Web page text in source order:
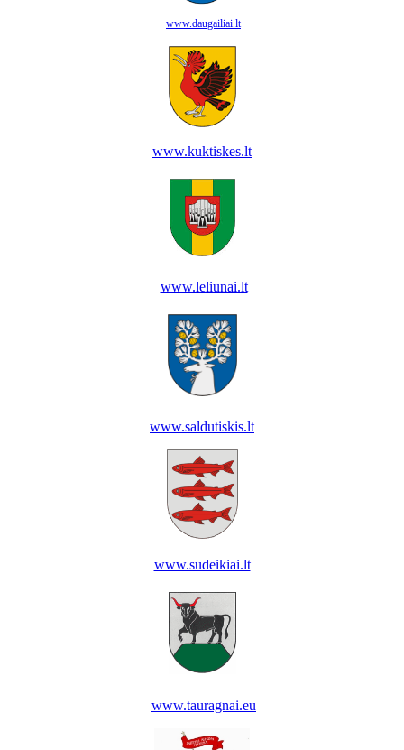
www.daugailiai.lt
www.kuktiskes.lt
www.leliunai.lt
www.saldutiskis.lt
www.sudeikiai.lt
www.tauragnai.eu